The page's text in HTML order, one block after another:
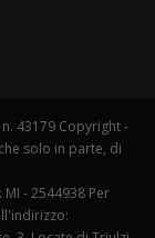
43179 Copyright -
solo in parte, di
MI - 2544938 Per